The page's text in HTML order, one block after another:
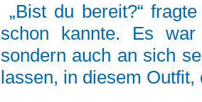
„Bist du bereit?“
schon kannte. Es
sondern auch an sich
lassen, in diesem